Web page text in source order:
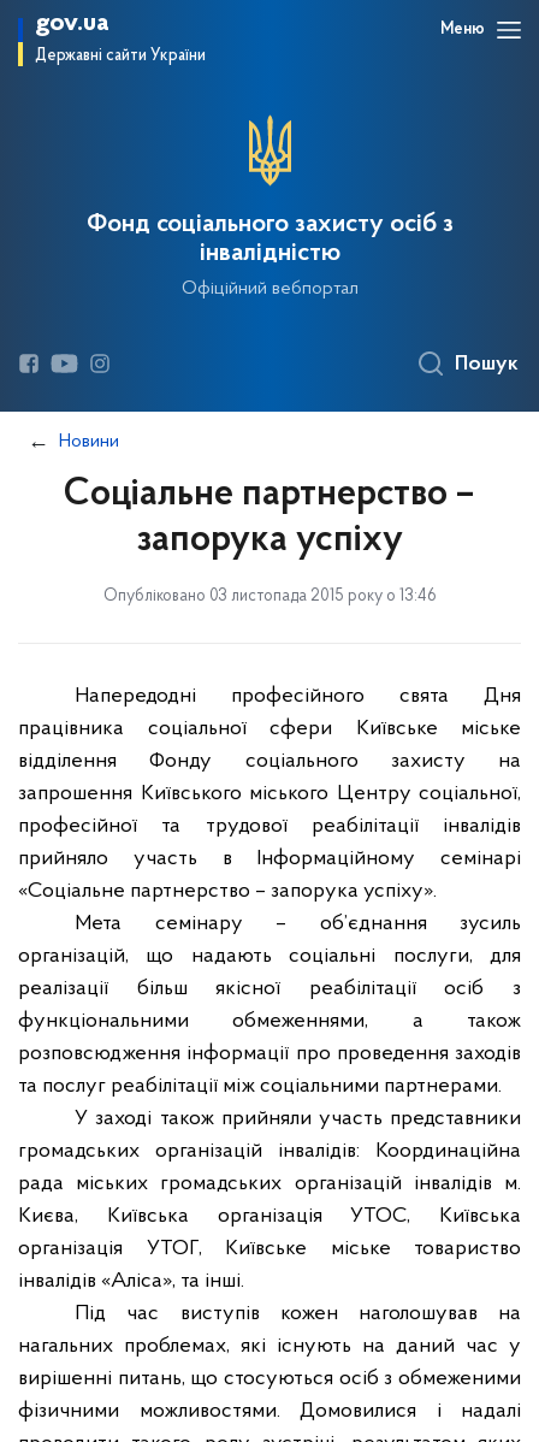
gov.ua
Державні сайти України
Меню
Фонд соціального захисту осіб з
інвалідністю
Офіційний вебпортал
Пошук
Новини
Соціальне партнерство –
запорука успіху
Опубліковано 03 листопада 2015 року о 13:46
Напередодні професійного свята Дня
працівника соціальної сфери Київське міське
відділення Фонду соціального захисту на
запрошення Київського міського Центру соціальної,
професійної та трудової реабілітації інвалідів
прийняло участь в Інформаційному семінарі
«Соціальне партнерство – запорука успіху».
Мета семінару – об’єднання зусиль
організацій, що надають соціальні послуги, для
реалізації більш якісної реабілітації осіб з
функціональними обмеженнями, а також
розповсюдження інформації про проведення заходів
та послуг реабілітації між соціальними партнерами.
У заході також прийняли участь представники
громадських організацій інвалідів: Координаційна
рада міських громадських організацій інвалідів м.
Києва, Київська організація УТОС, Київська
організація УТОГ, Київське міське товариство
інвалідів «Аліса», та інші.
Під час виступів кожен наголошував на
нагальних проблемах, які існують на даний час у
вирішенні питань, що стосуються осіб з обмеженими
фізичними можливостями. Домовилися і надалі